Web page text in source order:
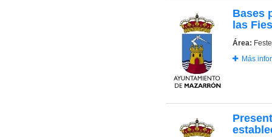
Bases
las
Área:
Más